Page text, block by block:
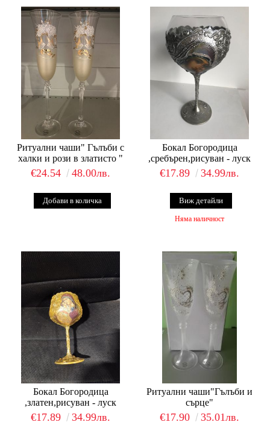
Ритуални чаши" Гълъби с
халки и рози в златисто "
€24.54 48.00лв.
Бокал Богородица
,сребърен,рисуван - луск
€17.89 34.99лв.
Виж детайли
Няма наличност
Бокал Богородица
,златен,рисуван - луск
€17.89 34.99лв.
Ритуални чаши"Гълъби и
сърце"
€17.90 35.01лв.